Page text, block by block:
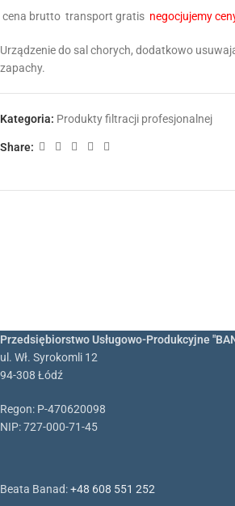
cena brutto transport gratis negocjujemy
Urządzenie do sal chorych, dodatkowo
zapachy.
Kategoria: Produkty filtracji profesjonalnej
Share:
Przedsiębiorstwo Usługowo-Produkcyjne
ul. Wł. Syrokomli 12
94-308 Łódź
Regon: P-470620098
NIP: 727-000-71-45
Beata Banad:+48 608 551 252